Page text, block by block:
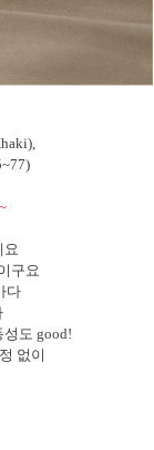
요
구요
다
도 good!
없이